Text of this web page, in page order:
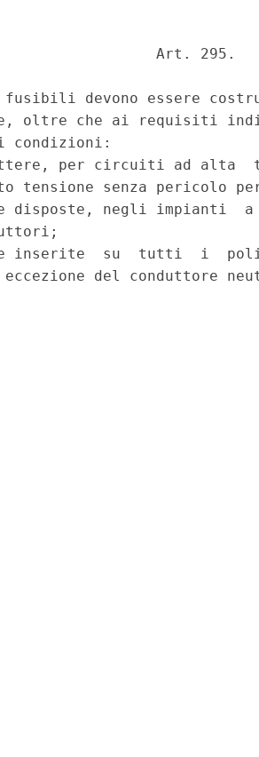
Art. 295.
fusibili devono essere
oltre che ai requisiti
condizioni:
per circuiti ad alta
tensione senza pericolo
disposte, negli impianti
inserite  su  tutti  i